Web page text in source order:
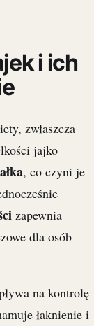
i ich
zwłaszcza
jajko
, co czyni je
zapewnia
dla osób
na kontrolę
łaknienie i